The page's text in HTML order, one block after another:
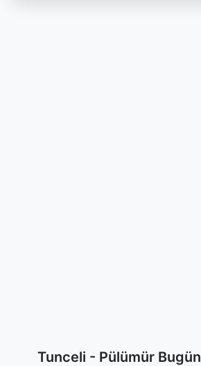
Tunceli - Pülümür